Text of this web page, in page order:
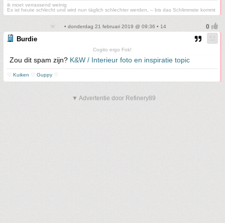
ik moet verrassend weinig
Es ist heute schlecht und wird nun täglich schlechter werden, – bis das Schlimmste kommt
• donderdag 21 februari 2019 @ 09:36 • 14
Burdie
Cogito ergo Fok!
Zou dit spam zijn? K&W / Interieur foto en inspiratie topic
♡ Kuiken ♡ Guppy ♡
▼ Advertentie door Refinery89